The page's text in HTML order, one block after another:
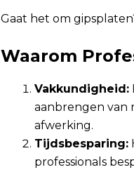
Gaat het om
Waarom
Vakkundigheid:
aanbrengen van
afwerking.
Tijdsbesparing:
professionals